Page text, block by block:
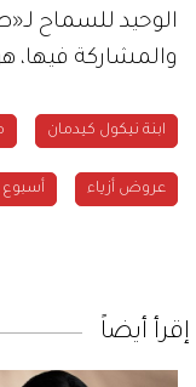
الوحيد للسماح
والمشاركة فيها، هو
ابنة نيكول كيدمان
عروض أزياء
إقرأ أيضاً